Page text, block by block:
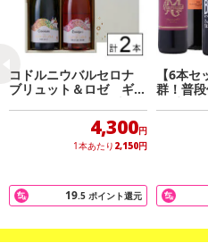
・原材料/材質/素材：ぶどう果実
含有
・その他商品仕様：メーカー名：
・アルコール度数：12度
・注意事項：※熨斗対応・包装対
注意事項
商品到着時点でのお日持ち期間は
コドルニウバルセロナ
ブリュット＆ロゼ ギフ
トセット 750ml×2本
4,300円
1本あたり 2,150円
19.5 ポイント還元
【6本
群！普
お手軽